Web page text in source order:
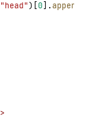
"head")[0].
>